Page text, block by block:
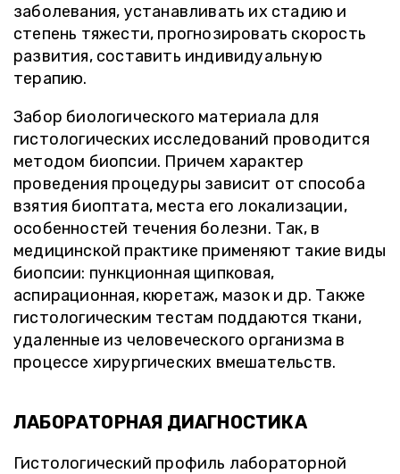
заболевания, устанавливать их стадию и
степень тяжести, прогнозировать скорость
развития, составить индивидуальную
терапию.
Забор биологического материала для
гистологических исследований проводится
методом биопсии. Причем характер
проведения процедуры зависит от способа
взятия биоптата, места его локализации,
особенностей течения болезни. Так, в
медицинской практике применяют такие виды
биопсии: пункционная щипковая,
аспирационная, кюретаж, мазок и др. Также
гистологическим тестам поддаются ткани,
удаленные из человеческого организма в
процессе хирургических вмешательств.
ЛАБОРАТОРНАЯ ДИАГНОСТИКА
Гистологический профиль лабораторной